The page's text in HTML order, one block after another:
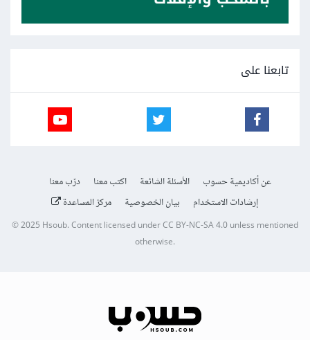
تابعنا على
عن أكاديمية حسوب الأسئلة الشائعة اكتب معنا
درّب معنا
إرشادات الاستخدام
بيان الخصوصية مركز المساعدة
© 2025Hsoub.Content licensed underCC BY-NC-SA 4.0unless mentioned
otherwise.